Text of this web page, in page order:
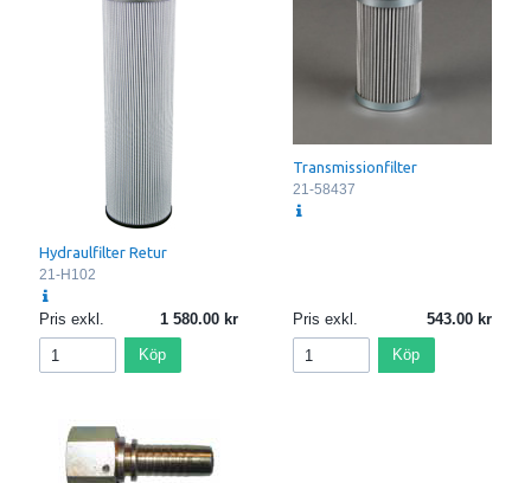
Hydraulfilter Retur
21-H102
Pris exkl. 1 580.00
Köp
Transmissionfilter
21-58437
Pris exkl. 543.00
Köp